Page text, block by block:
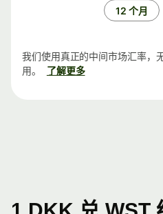
12 个月
我们使用真正的中间市场汇率，
用。
了解更多